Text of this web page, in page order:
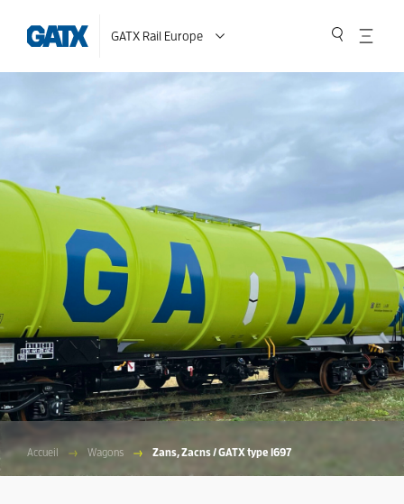
GATX Rail Europe
Accueil Wagons Zans, Zacns / GATX type 1697